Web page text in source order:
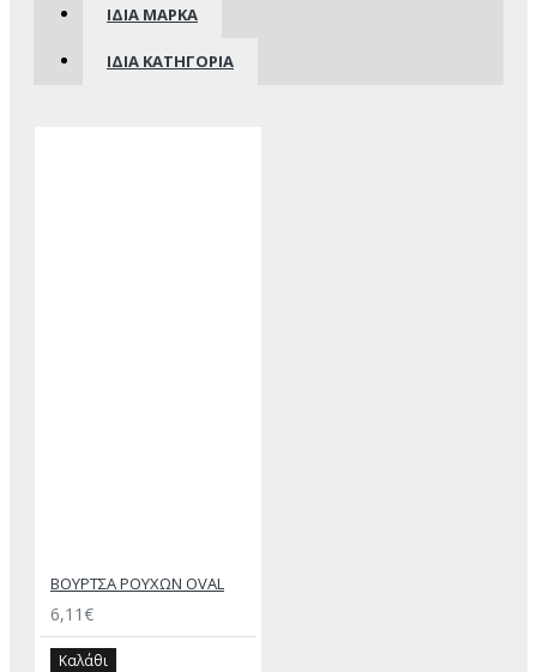
ΊΔΙΑ ΜΆΡΚΑ
ΊΔΙΑ ΚΑΤΗΓΟΡΊΑ
ΒΟΥΡΤΣΑ ΡΟΥΧΩΝ OVAL
6,11€
Καλάθι